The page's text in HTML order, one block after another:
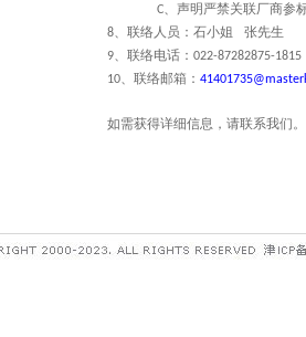
C、声明严禁关联厂商参
8、联络人员：石小姐 张先生
9、联络电话： 022-87282875-1815
10、联络邮箱：
如需获得详细信息，请联系我们。